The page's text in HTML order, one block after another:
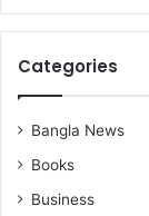
Categories
Bangla News
Books
Business